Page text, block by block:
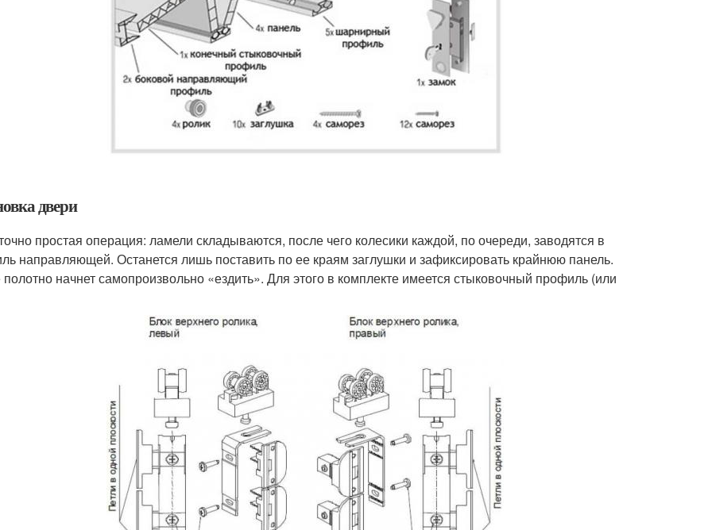
двери
простая операция: ламели складываются, после чего колесики каждой, по очереди, заводятся в
направляющей. Останется лишь поставить по ее краям заглушки и зафиксировать крайнюю панель.
начнет самопроизвольно «ездить». Для этого в комплекте имеется стыковочный профиль (или